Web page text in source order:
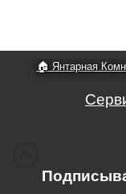
🏠 Янтарная